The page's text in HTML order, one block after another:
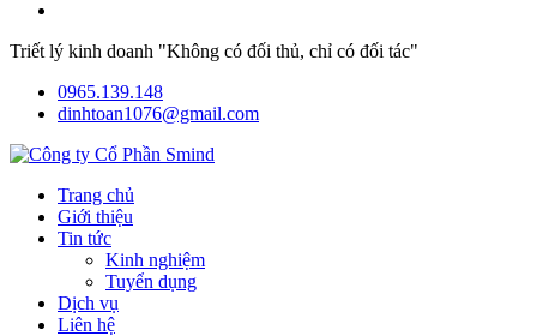
Triết lý kinh doanh "Không có đối thủ, chỉ có đối tác"
0965.139.148
dinhtoan1076@gmail.com
Trang chủ
Giới thiệu
Tin tức
Kinh nghiệm
Tuyển dụng
Dịch vụ
Liên hệ